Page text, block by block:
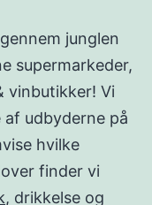
junglen
supermarkeder,
vinbutikker! Vi
udbyderne på
hvilke
finder vi
, drikkelse og